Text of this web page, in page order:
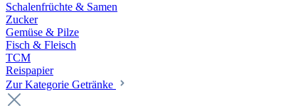
Schalenfrüchte & Samen
Zucker
Gemüse & Pilze
Fisch & Fleisch
TCM
Reispapier
Zur Kategorie Getränke